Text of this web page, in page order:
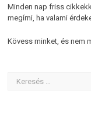
Minden nap friss
megírni, ha valami
Kövess minket, és nem